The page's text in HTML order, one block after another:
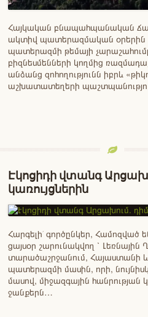
Հայկական բնապահպանական
ակտիվ պատերազմական օրերին
պատերազմի թեմայի
բիզնեսմենների կողմից
անձանց զոհողությունն իբրև
աշխատատեղերի
Էկոցիդի վտանգ
կառույցներին
Հարգելի՛ գործընկեր, Համոզված
ցայսօր շարունակվող ՝
տարածաշրջանում, Հայաստանի
պատերազմի մասին, որի,
մասով, միջազգային
ջանքերն…